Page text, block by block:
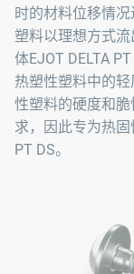
时的材料位移情
塑料以理想方式
体EJOT DELTA
热塑性塑料中的
性塑料的硬度和
求，因此专为热
PT DS。